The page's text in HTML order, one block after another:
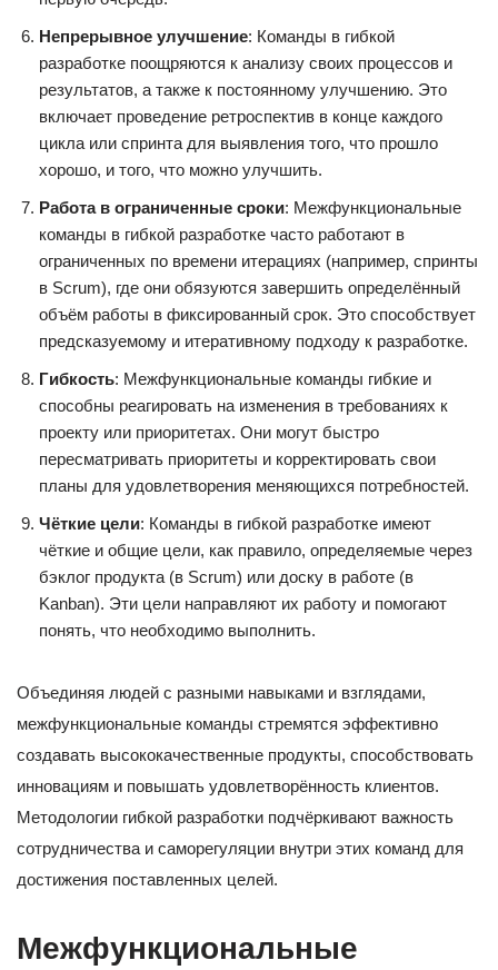
Непрерывное улучшение: Команды в гибкой
разработке поощряются к анализу своих процессов и
результатов, а также к постоянному улучшению. Это
включает проведение ретроспектив в конце каждого
цикла или спринта для выявления того, что прошло
хорошо, и того, что можно улучшить.
Работа в ограниченные сроки: Межфункциональные
команды в гибкой разработке часто работают в
ограниченных по времени итерациях (например, спринты
в Scrum), где они обязуются завершить определённый
объём работы в фиксированный срок. Это способствует
предсказуемому и итеративному подходу к разработке.
Гибкость: Межфункциональные команды гибкие и
способны реагировать на изменения в требованиях к
проекту или приоритетах. Они могут быстро
пересматривать приоритеты и корректировать свои
планы для удовлетворения меняющихся потребностей.
Чёткие цели: Команды в гибкой разработке имеют
чёткие и общие цели, как правило, определяемые через
бэклог продукта (в Scrum) или доску в работе (в
Kanban). Эти цели направляют их работу и помогают
понять, что необходимо выполнить.
Объединяя людей с разными навыками и взглядами,
межфункциональные команды стремятся эффективно
создавать высококачественные продукты, способствовать
инновациям и повышать удовлетворённость клиентов.
Методологии гибкой разработки подчёркивают важность
сотрудничества и саморегуляции внутри этих команд для
достижения поставленных целей.
Межфункциональные